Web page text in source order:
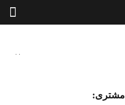
مشتری: